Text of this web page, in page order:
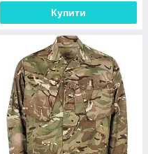
Купити